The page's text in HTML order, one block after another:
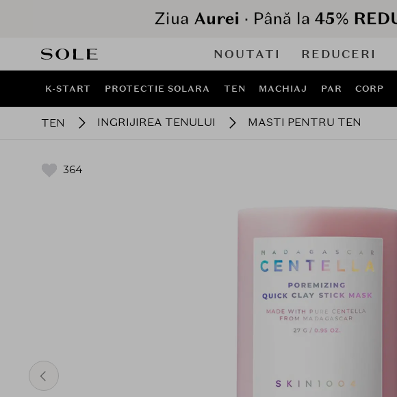
NOUTATI REDUCERI
K-START PROTECTIE SOLARA TEN MACHIAJ PAR CORP
TEN INGRIJIREA TENULUI MASTI PENTRU TEN
364